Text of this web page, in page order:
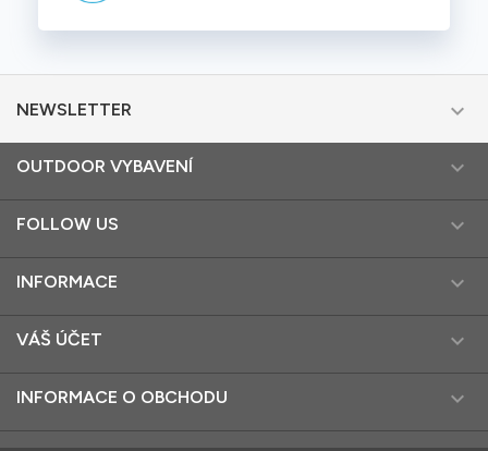
NEWSLETTER 
OUTDOOR VYBAVENÍ 
FOLLOW US 
INFORMACE 
VÁŠ ÚČET 
INFORMACE O OBCHODU 